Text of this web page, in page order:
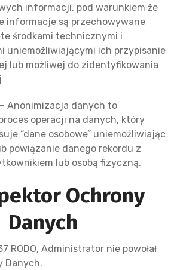
informacji, pod warunkiem że
informacje są przechowywane
środkami technicznymi i
uniemożliwiającymi ich przypisanie
lub możliwej do zidentyfikowania
– Anonimizacja danych to
operacji na danych, który
“dane osobowe” uniemożliwiając
powiązanie danego rekordu z
lub osobą fizyczną.
Ochrony
Danych
RODO, Administrator nie powołał
Danych.